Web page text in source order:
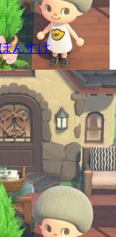
ぽんすけ